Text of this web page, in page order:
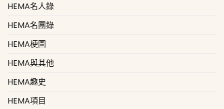
HEMA名人錄
HEMA名團錄
HEMA梗圖
HEMA與其他
HEMA趣史
HEMA項目